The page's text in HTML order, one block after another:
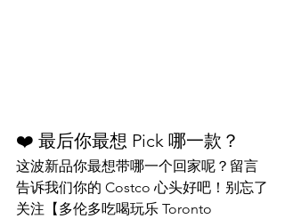
❤️ 最后你最想 Pick 哪一款？
这波新品你最想带哪一个回家呢？留言
告诉我们你的 Costco 心头好吧！别忘了
关注【多伦多吃喝玩乐 Toronto